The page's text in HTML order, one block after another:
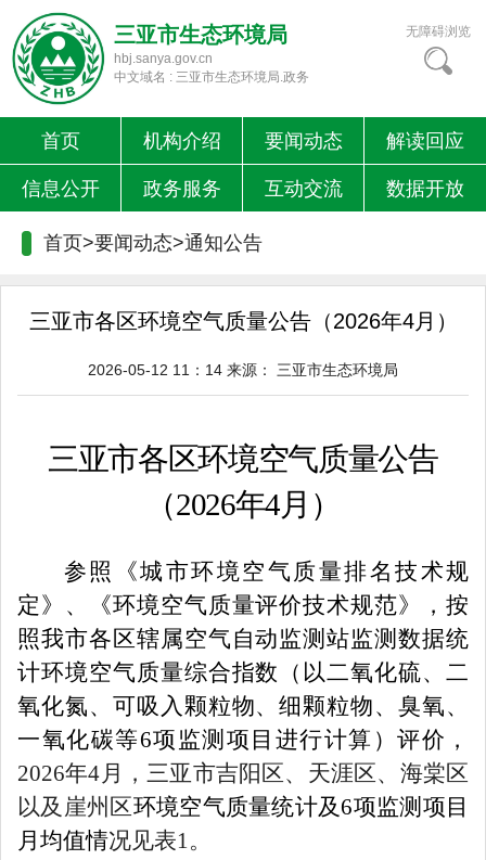
三亚市生态环境局
hbj.sanya.gov.cn
中文域名 : 三亚市生态环境局.政务
无障碍浏览
首页 机构介绍 要闻动态 解读回应
信息公开 政务服务 互动交流 数据开放
首页>要闻动态>通知公告
三亚市各区环境空气质量公告（2026年4月）
2026-05-12 11：14 来源： 三亚市生态环境局
三亚市各区环境空气质量公告
（2026年4月）
参照《城市环境空气质量排名技术规
定》、《环境空气质量评价技术规范》，按
照我市各区辖属空气自动监测站监测数据统
计环境空气质量综合指数（以二氧化硫、二
氧化氮、可吸入颗粒物、细颗粒物、臭氧、
一氧化碳等6项监测项目进行计算）评价，
2026年4 月，三亚市吉阳区、天涯区、海棠区
以及崖州区环境空气质量统计及 6项监测项目
月均值情况见表1 。